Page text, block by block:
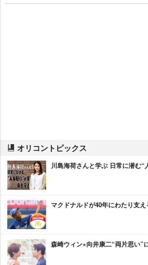
オリコントピックス
川島海荷さんと学ぶ 日常に潜む“
マクドナルドが40年にわたり支え
森崎ウィン×向井康二“両片思い”